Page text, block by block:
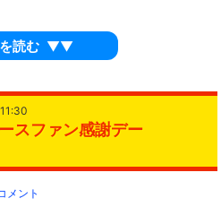
読む ▼▼
スファン感謝デー
メント